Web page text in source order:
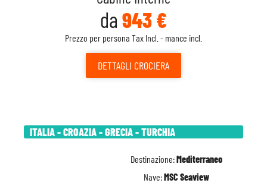
da 943 €
Prezzo per persona Tax Incl. - mance incl.
DETTAGLI CROCIERA
ITALIA - CROAZIA - GRECIA - TURCHIA
Destinazione:Mediterraneo
Nave:MSC Seaview